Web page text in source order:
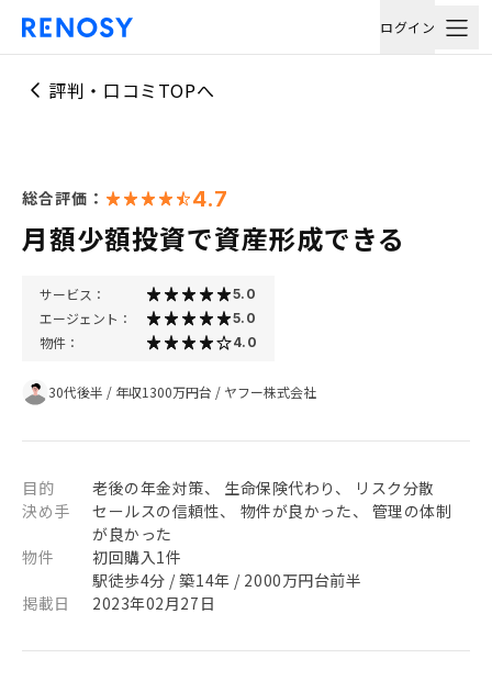
ログイン
評判・口コミTOPへ
総合評価： 4.7
月額少額投資で資産形成できる
サービス： 5.0
エージェント： 5.0
物件： 4.0
30代後半 / 年収1300万円台 / ヤフー株式会社
目的
老後の年金対策、 生命保険代わり、 リスク分散
決め手
セールスの信頼性、 物件が良かった、 管理の体制
が良かった
物件
初回購入1件
駅徒歩4分 / 築14年 / 2000万円台前半
掲載日
2023年02月27日